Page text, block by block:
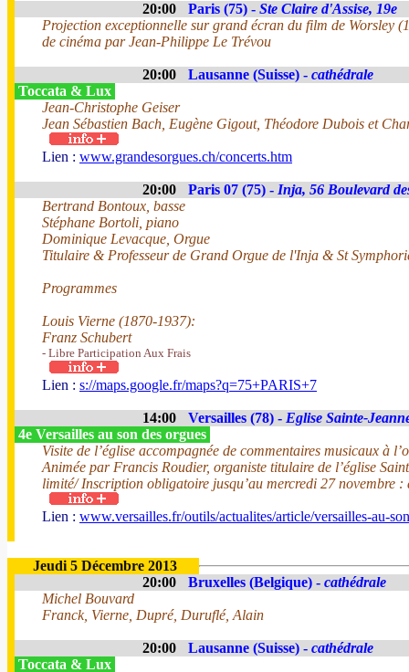
20:00 Paris (75) - Ste Claire d'Assise, 19e
Projection exceptionnelle sur grand écran du film de Worsley
de cinéma par Jean-Philippe Le Trévou
20:00 Lausanne (Suisse) - cathédrale
Toccata & Lux
Jean-Christophe Geiser
Jean Sébastien Bach, Eugène Gigout, Théodore Dubois et
Lien : www.grandesorgues.ch/concerts.htm
20:00 Paris 07 (75) - Inja, 56 Boulevard
Bertrand Bontoux, basse
Stéphane Bortoli, piano
Dominique Levacque, Orgue
Titulaire & Professeur de Grand Orgue de l'Inja & St
Programmes
Louis Vierne (1870-1937):
Franz Schubert
- Libre Participation Aux Frais
Lien : s://maps.google.fr/maps?q=75+PARIS+7
14:00 Versailles (78) - Eglise Sainte-
4e Versailles au son des orgues
Visite de l’église accompagnée de commentaires musicaux à
Animée par Francis Roudier, organiste titulaire de l’église
limité/ Inscription obligatoire jusqu’au mercredi 27 novembre
Lien : www.versailles.fr/outils/actualites/article/versailles-au-
Jeudi 5 Décembre 2013
20:00
Bruxelles (Belgique) - cathédrale
Michel Bouvard
Franck, Vierne, Dupré, Duruflé, Alain
20:00 Lausanne (Suisse) - cathédrale
Toccata & Lux